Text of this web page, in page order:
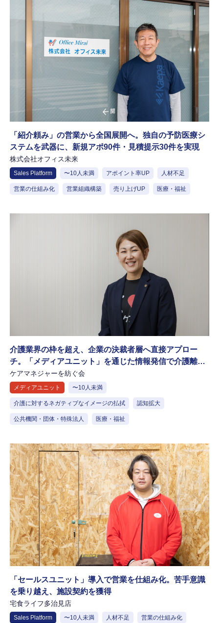
「紹介頼み」の営業から全国展開へ。独自の予防医療シ
ステムを武器に、新規アポ90件・見積提示30件を実現
株式会社オフィス未来
Sales Platform 〜10人未満 アポイント率UP 人材不足
営業の仕組み化 営業組織構築 売り上げUP 医療・福祉
介護業界の枠を超え、企業の決裁者層へ直接アプロー
チ。「メディアユニット」を通じた情報発信で介護離職
を防ぐ新たな社会を構築
ケアマネジャーを紡ぐ会
メディアユニット 〜10人未満
介護に対するネガティブなイメージの払拭 認知拡大
公共機関・団体・特殊法人 医療・福祉
「セールスユニット」導入で営業を仕組み化。苦手意識
を乗り越え、施設契約を獲得
宅食ライフ多治見店
Sales Platform 〜10人未満 人材不足 営業の仕組み化